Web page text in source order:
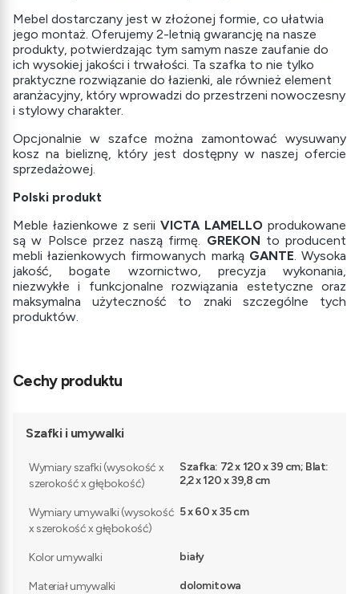
Mebel dostarczany jest w złożonej formie, co ułatwia
jego montaż. Oferujemy 2-letnią gwarancję na nasze
produkty, potwierdzając tym samym nasze zaufanie do
ich wysokiej jakości i trwałości. Ta szafka to nie tylko
praktyczne rozwiązanie do łazienki, ale również element
aranżacyjny, który wprowadzi do przestrzeni nowoczesny
i stylowy charakter.
Opcjonalnie w szafce można zamontować wysuwany
kosz na bieliznę, który jest dostępny w naszej ofercie
sprzedażowej.
Polski produkt
Meble łazienkowe z seriiVICTA LAMELLO produkowane
są w Polsce przez naszą firmę. GREKON to producent
mebli łazienkowych firmowanych marką GANTE. Wysoka
jakość, bogate wzornictwo, precyzja wykonania,
niezwykłe i funkcjonalne rozwiązania estetyczne oraz
maksymalna użyteczność to znaki szczególne tych
produktów.
Cechy produktu
Szafki i umywalki
Wymiary szafki (wysokość x
szerokość x głębokość)
Szafka: 72 x 120 x 39 cm; Blat:
2,2 x 120 x 39,8 cm
Wymiary umywalki (wysokość
x szerokość x głębokość)
5 x 60 x 35 cm
Kolor umywalki biały
Materiał umywalki dolomitowa